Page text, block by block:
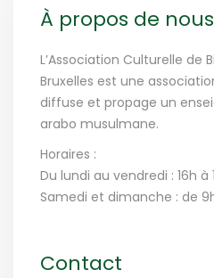
À propos de nous
L’Association Culturelle de
Bruxelles est une
diffuse et propage un
arabo musulmane.
Horaires :
Du lundi au vendredi : 16h à
Samedi et dimanche : de
Contact